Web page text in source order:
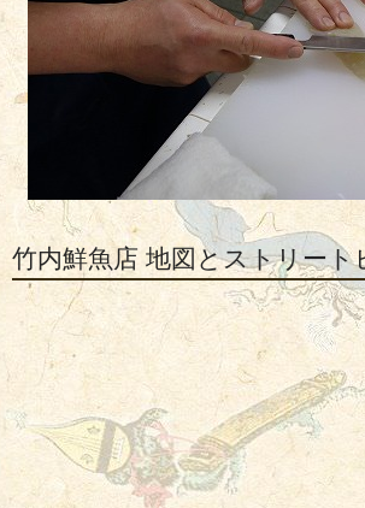
竹内鮮魚店 地図とストリート